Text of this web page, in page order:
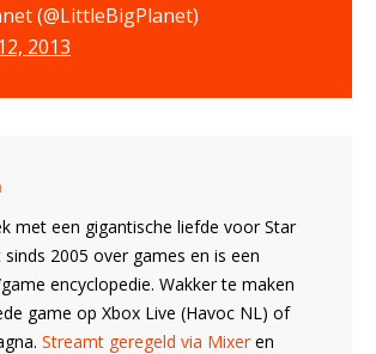
(@LittleBigPlanet)
2013
met een gigantische liefde voor Star
sinds 2005 over games en is een
encyclopedie. Wakker te maken
game op Xbox Live (Havoc NL) of
Streamt geregeld via Mixeren